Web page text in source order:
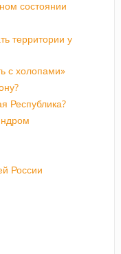
состоянии
территории у
с холопами»
Республика?
России